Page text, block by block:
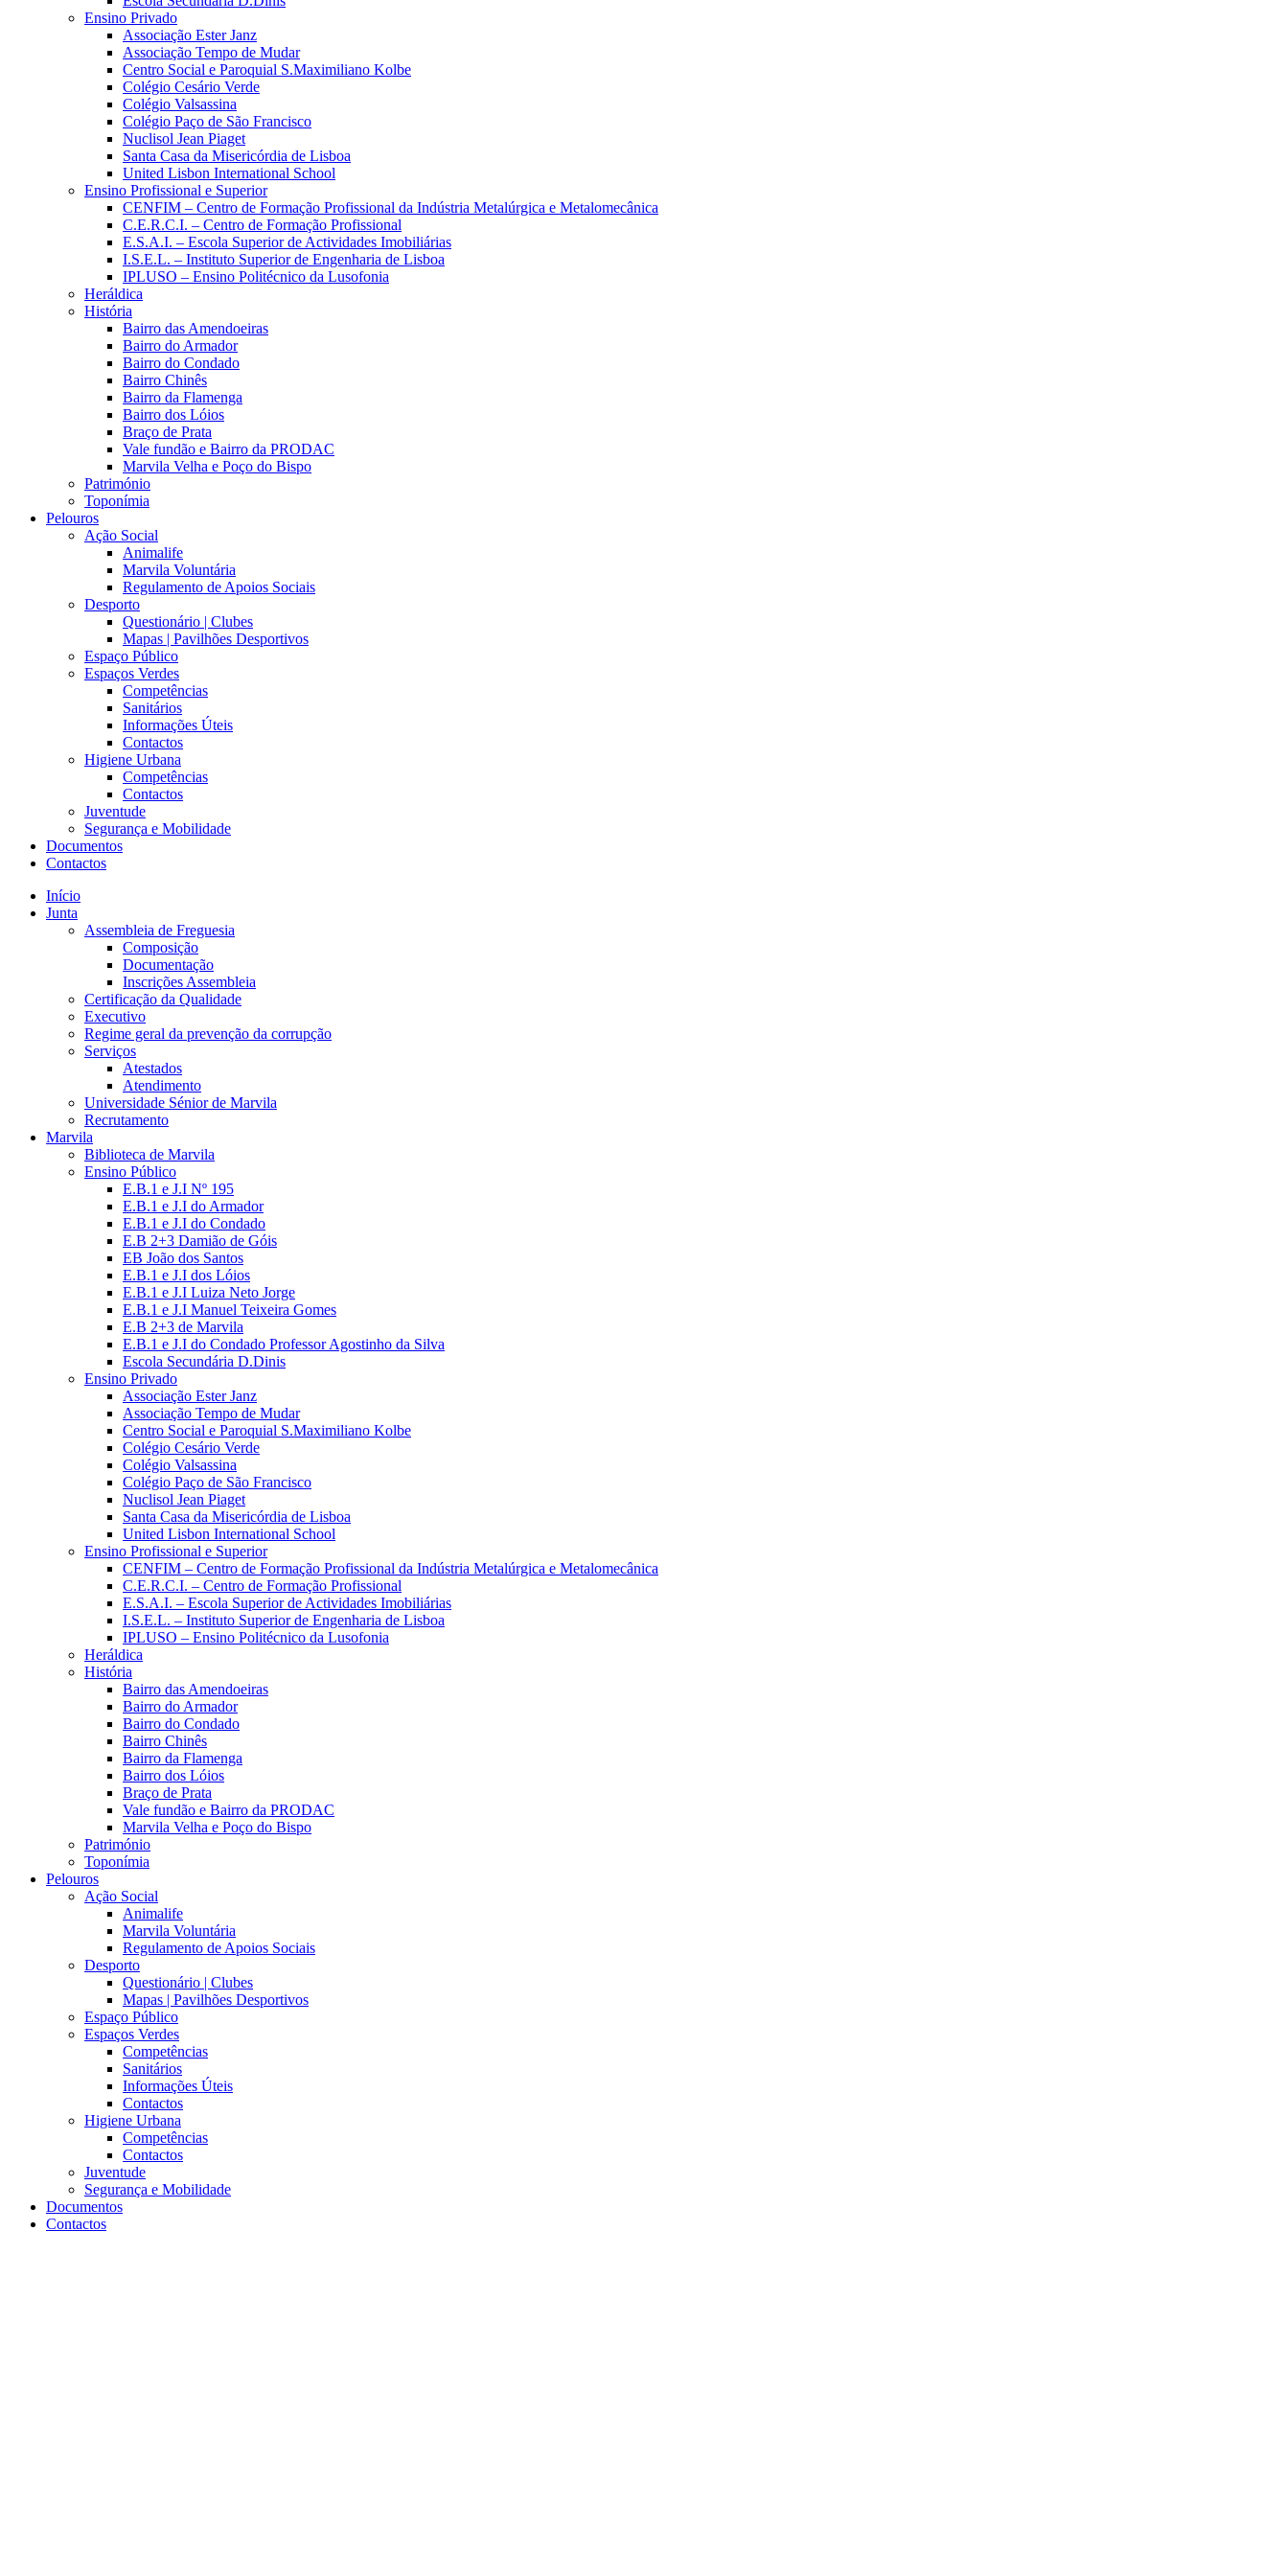
Ensino Privado
Associação Ester Janz
Associação Tempo de Mudar
Centro Social e Paroquial S.Maximiliano Kolbe
Colégio Cesário Verde
Colégio Valsassina
Colégio Paço de São Francisco
Nuclisol Jean Piaget
Santa Casa da Misericórdia de Lisboa
United Lisbon International School
Ensino Profissional e Superior
CENFIM – Centro de Formação Profissional da Indústria Metalúrgica e Metalomecânica
C.E.R.C.I. – Centro de Formação Profissional
E.S.A.I. – Escola Superior de Actividades Imobiliárias
I.S.E.L. – Instituto Superior de Engenharia de Lisboa
IPLUSO – Ensino Politécnico da Lusofonia
Heráldica
História
Bairro das Amendoeiras
Bairro do Armador
Bairro do Condado
Bairro Chinês
Bairro da Flamenga
Bairro dos Lóios
Braço de Prata
Vale fundão e Bairro da PRODAC
Marvila Velha e Poço do Bispo
Património
Toponímia
Pelouros
Ação Social
Animalife
Marvila Voluntária
Regulamento de Apoios Sociais
Desporto
Questionário | Clubes
Mapas | Pavilhões Desportivos
Espaço Público
Espaços Verdes
Competências
Sanitários
Informações Úteis
Contactos
Higiene Urbana
Competências
Contactos
Juventude
Segurança e Mobilidade
Documentos
Contactos
Início
Junta
Assembleia de Freguesia
Composição
Documentação
Inscrições Assembleia
Certificação da Qualidade
Executivo
Regime geral da prevenção da corrupção
Serviços
Atestados
Atendimento
Universidade Sénior de Marvila
Recrutamento
Marvila
Biblioteca de Marvila
Ensino Público
E.B.1 e J.I Nº 195
E.B.1 e J.I do Armador
E.B.1 e J.I do Condado
E.B 2+3 Damião de Góis
EB João dos Santos
E.B.1 e J.I dos Lóios
E.B.1 e J.I Luiza Neto Jorge
E.B.1 e J.I Manuel Teixeira Gomes
E.B 2+3 de Marvila
E.B.1 e J.I do Condado Professor Agostinho da Silva
Escola Secundária D.Dinis
Ensino Privado
Associação Ester Janz
Associação Tempo de Mudar
Centro Social e Paroquial S.Maximiliano Kolbe
Colégio Cesário Verde
Colégio Valsassina
Colégio Paço de São Francisco
Nuclisol Jean Piaget
Santa Casa da Misericórdia de Lisboa
United Lisbon International School
Ensino Profissional e Superior
CENFIM – Centro de Formação Profissional da Indústria Metalúrgica e Metalomecânica
C.E.R.C.I. – Centro de Formação Profissional
E.S.A.I. – Escola Superior de Actividades Imobiliárias
I.S.E.L. – Instituto Superior de Engenharia de Lisboa
IPLUSO – Ensino Politécnico da Lusofonia
Heráldica
História
Bairro das Amendoeiras
Bairro do Armador
Bairro do Condado
Bairro Chinês
Bairro da Flamenga
Bairro dos Lóios
Braço de Prata
Vale fundão e Bairro da PRODAC
Marvila Velha e Poço do Bispo
Património
Toponímia
Pelouros
Ação Social
Animalife
Marvila Voluntária
Regulamento de Apoios Sociais
Desporto
Questionário | Clubes
Mapas | Pavilhões Desportivos
Espaço Público
Espaços Verdes
Competências
Sanitários
Informações Úteis
Contactos
Higiene Urbana
Competências
Contactos
Juventude
Segurança e Mobilidade
Documentos
Contactos